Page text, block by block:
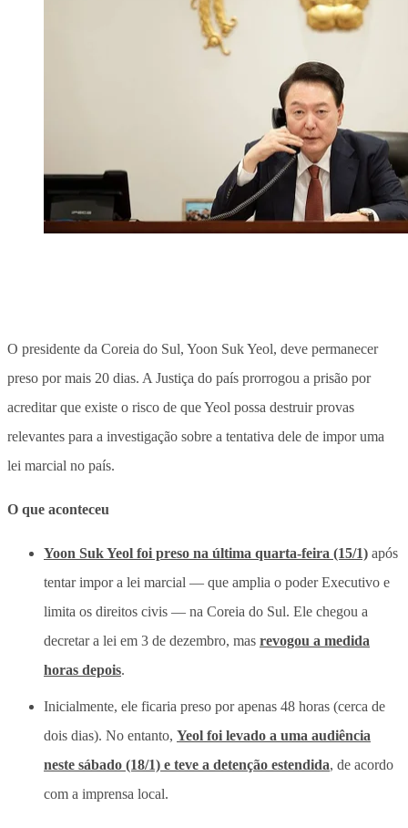
O presidente da Coreia do Sul, Yoon Suk Yeol, deve permanecer
preso por mais 20 dias. A Justiça do país prorrogou a prisão por
acreditar que existe o risco de que Yeol possa destruir provas
relevantes para a investigação sobre a tentativa dele de impor uma
lei marcial no país.
O que aconteceu
Yoon Suk Yeol foi preso na última quarta-feira (15/1) após
tentar impor a lei marcial — que amplia o poder Executivo e
limita os direitos civis — na Coreia do Sul. Ele chegou a
decretar a lei em 3 de dezembro, mas revogou a medida
horas depois.
Inicialmente, ele ficaria preso por apenas 48 horas (cerca de
dois dias). No entanto, Yeol foi levado a uma audiência
neste sábado (18/1) e teve a detenção estendida, de acordo
com a imprensa local.